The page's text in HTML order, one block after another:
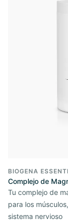
BIOGENA
Complejo de
Tu complejo de
para los
sistema nervioso